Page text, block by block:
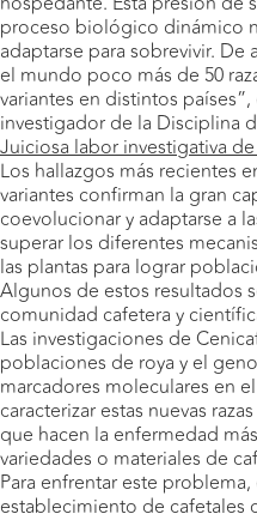
proceso biológico dinámico
adaptarse para sobrevivir.
el mundo poco más de 50
variantes en distintos
investigador de la Disciplina
Juiciosa labor investigativa
Los hallazgos más recientes
variantes confirman la gran
coevolucionar y adaptarse a
superar los diferentes
las plantas para lograr
Algunos de estos resultados
comunidad cafetera y
Las investigaciones de
poblaciones de roya y el
marcadores moleculares en
caracterizar estas nuevas
que hacen la enfermedad
variedades o materiales de
Para enfrentar este
establecimiento de cafetales